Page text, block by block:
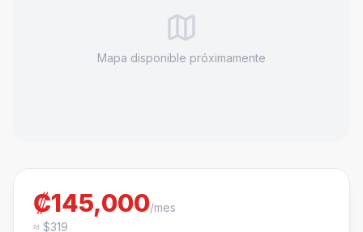
Mapa disponible próximamente
₡145,000/mes
≈ $319